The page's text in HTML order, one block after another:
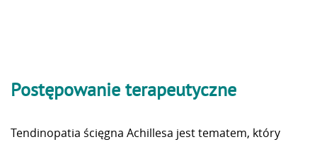
Postępowanie terapeutyczne
Tendinopatia ścięgna Achillesa jest tematem, który